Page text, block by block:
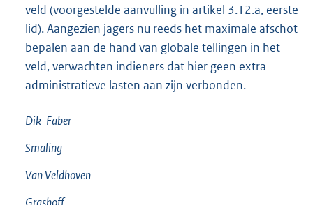
veld (voorgestelde aanvulling in artikel 3.12.a, eerste
lid). Aangezien jagers nu reeds het maximale afschot
bepalen aan de hand van globale tellingen in het
veld, verwachten indieners dat hier geen extra
administratieve lasten aan zijn verbonden.
Dik-Faber
Smaling
Van Veldhoven